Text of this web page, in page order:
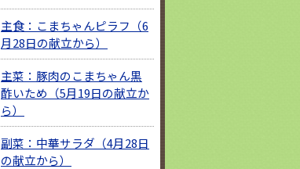
主食：こまちゃんピラフ（6
月28日の献立から）
主菜：豚肉のこまちゃん黒
酢いため（5月19日の献立か
ら）
副菜：中華サラダ（4月28日
の献立から）